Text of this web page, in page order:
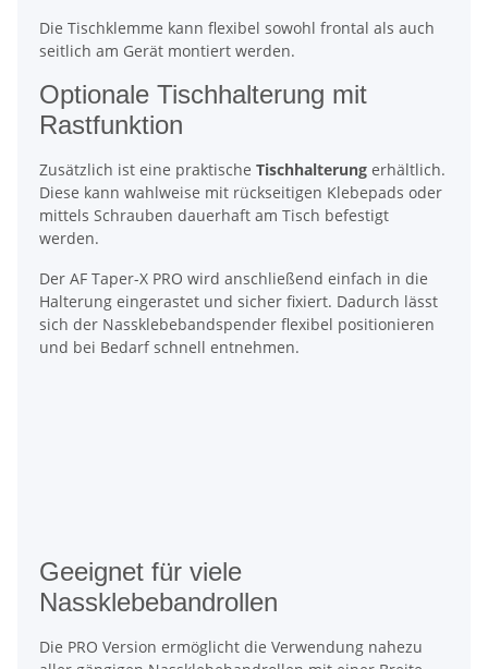
Die Tischklemme kann flexibel sowohl frontal als auch
seitlich am Gerät montiert werden.
Optionale Tischhalterung mit
Rastfunktion
Zusätzlich ist eine praktische Tischhalterung erhältlich.
Diese kann wahlweise mit rückseitigen Klebepads oder
mittels Schrauben dauerhaft am Tisch befestigt
werden.
Der AF Taper-X PRO wird anschließend einfach in die
Halterung eingerastet und sicher fixiert. Dadurch lässt
sich der Nassklebebandspender flexibel positionieren
und bei Bedarf schnell entnehmen.
Geeignet für viele
Nassklebebandrollen
Die PRO Version ermöglicht die Verwendung nahezu